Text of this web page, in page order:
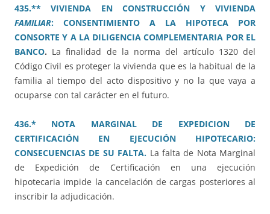
435.** VIVIENDA EN CONSTRUCCIÓN Y VIVIENDA
FAMILIAR: CONSENTIMIENTO A LA HIPOTECA POR
CONSORTE Y A LA DILIGENCIA COMPLEMENTARIA POR EL
BANCO. La finalidad de la norma del artículo 1320 del
Código Civil es proteger la vivienda que es la habitual de la
familia al tiempo del acto dispositivo y no la que vaya a
ocuparse con tal carácter en el futuro.
436.* NOTA MARGINAL DE EXPEDICION DE
CERTIFICACIÓN EN EJECUCIÓN HIPOTECARIO:
CONSECUENCIAS DE SU FALTA. La falta de Nota Marginal
de Expedición de Certificación en una ejecución
hipotecaria impide la cancelación de cargas posteriores al
inscribir la adjudicación.